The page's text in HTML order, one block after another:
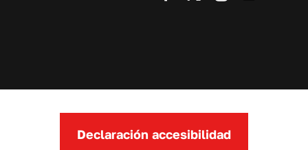
Ford
Declaración accesibilidad